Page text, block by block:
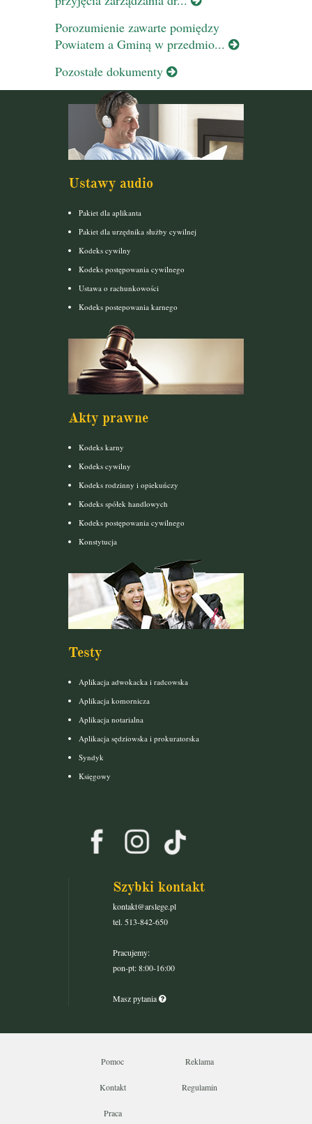
Porozumienie zawarte pomiędzy
Powiatem a Gminą w przedmio...
Pozostałe dokumenty
Ustawy audio
Pakiet dla aplikanta
Pakiet dla urzędnika służby cywilnej
Kodeks cywilny
Kodeks postępowania cywilnego
Ustawa o rachunkowości
Kodeks postepowania karnego
Akty prawne
Kodeks karny
Kodeks cywilny
Kodeks rodzinny i opiekuńczy
Kodeks spółek handlowych
Kodeks postępowania cywilnego
Konstytucja
Testy
Aplikacja adwokacka i radcowska
Aplikacja komornicza
Aplikacja notarialna
Aplikacja sędziowska i prokuratorska
Syndyk
Księgowy
Szybki kontakt
kontakt@arslege.pl
tel. 513-842-650
Pracujemy:
pon-pt: 8:00-16:00
Masz pytania
Pomoc Reklama
Kontakt Regulamin
Praca